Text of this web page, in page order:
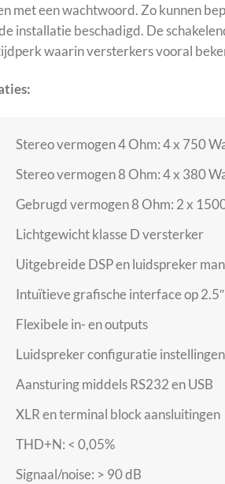
met een wachtwoord. Zo kunnen
installatie beschadigd. De
waarin versterkers vooral
Stereo vermogen 4 Ohm: 4 x 750
Stereo vermogen 8 Ohm: 4 x 380
Gebrugd vermogen 8 Ohm: 2 x
Lichtgewicht klasse D versterker
Uitgebreide DSP en luidspreker
Intuïtieve grafische interface op
Flexibele in- en outputs
Luidspreker configuratie
Aansturing middels RS232 en USB
XLR en terminal block aansluitingen
THD+N: < 0,05%
Signaal/noise: > 90 dB